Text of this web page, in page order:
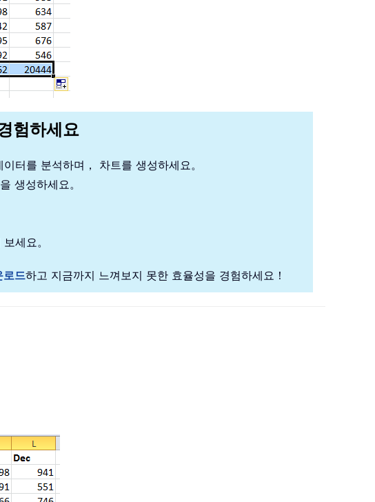
험하세요
터를 분석하며， 차트를 생성하세요。
생성하세요。
세요。
로드하고 지금까지 느껴보지 못한 효율성을 경험하세요！